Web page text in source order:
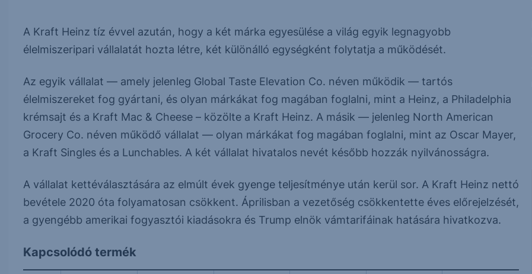
A Kraft Heinz tíz évvel azután, hogy a két márka egyesülése a világ egyik legnagyobb
élelmiszeripari vállalatát hozta létre, két különálló egységként folytatja a működését.
Az egyik vállalat — amely jelenleg Global Taste Elevation Co. néven működik — tartós
élelmiszereket fog gyártani, és olyan márkákat fog magában foglalni, mint a Heinz, a Philadelphia
krémsajt és a Kraft Mac & Cheese – közölte a Kraft Heinz. A másik — jelenleg North American
Grocery Co. néven működő vállalat — olyan márkákat fog magában foglalni, mint az Oscar Mayer,
a Kraft Singles és a Lunchables. A két vállalat hivatalos nevét később hozzák nyilvánosságra.
A vállalat kettéválasztására az elmúlt évek gyenge teljesítménye után kerül sor. A Kraft Heinz nettó
bevétele 2020 óta folyamatosan csökkent. Áprilisban a vezetőség csökkentette éves előrejelzését,
a gyengébb amerikai fogyasztói kiadásokra és Trump elnök vámtarifáinak hatására hivatkozva.
Kapcsolódó termék